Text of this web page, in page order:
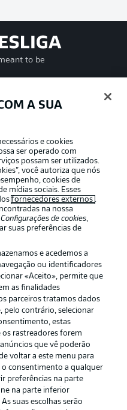
to be
Avisos legais
Aviso de privacidade
Emissoras
Marca
Jogadores
A SUA
e cookies
ser operado com
possam ser utilizados.
você autoriza que nós
cookies de
mídias sociais. Esses
fornecedores externos .
na nossa
Configurações de cookies,
suas preferências de
e acedemos a
ou identificadores
«Aceito», permite que
as finalidades
parceiros tratamos dados
pelo contrário, selecionar
estas
os rastreadores forem
que vê poderão
voltar a este menu para
o consentimento a qualquer
preferências na parte
na parte inferior
suas escolhas serão